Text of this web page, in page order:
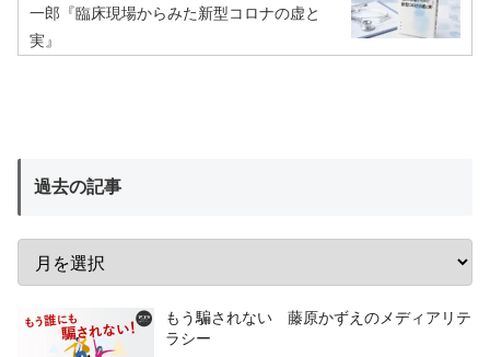
一郎『臨床現場からみた新型コロナの虚と
実』
過去の記事
もう騙されない 藤原かずえのメディアリテ
ラシー